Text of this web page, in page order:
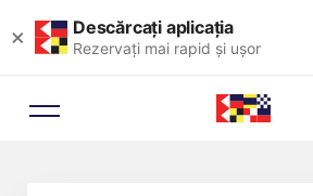
× Descărcați aplicația
Rezervați mai rapid și ușor